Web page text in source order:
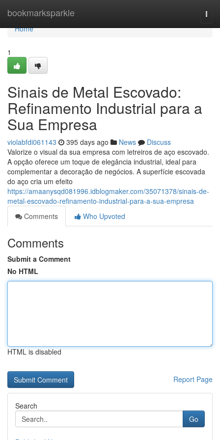
bookmarksparkle
Home
Home
1
Sinais de Metal Escovado:
Refinamento Industrial para a
Sua Empresa
violabfdi061143 395 days ago News
Discuss
Valorize o visual da sua empresa com letreiros de aço escovado.
A opção oferece um toque de elegância industrial, ideal para
complementar a decoração de negócios. A superfície escovada
do aço cria um efeito
https://amaanysqd081996.idblogmaker.com/35071378/sinais-de-
metal-escovado-refinamento-industrial-para-a-sua-empresa
Comments
Who Upvoted
Comments
Submit a Comment
No HTML
HTML is disabled
Report Page
Search
Go